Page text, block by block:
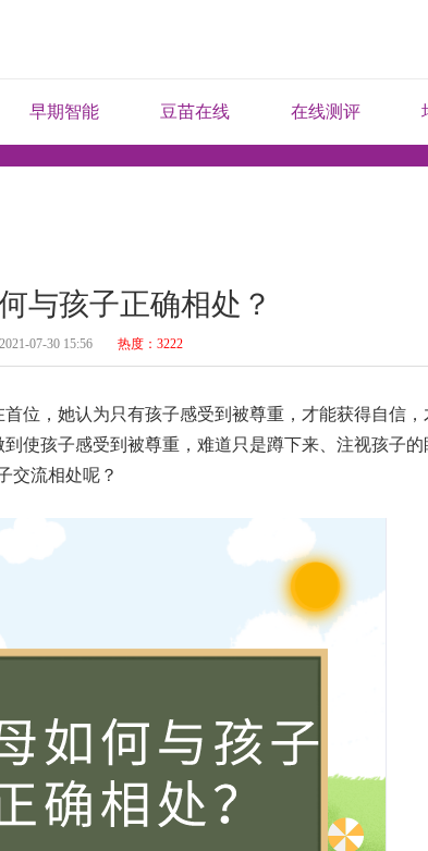
早期智能 豆苗在线 在线测评
与孩子正确相处？
2021-07-30 15:56 热度：3222
位，她认为只有孩子感受到被尊重，才能获得自信，
到使孩子感受到被尊重，难道只是蹲下来、注视孩子的
交流相处呢？